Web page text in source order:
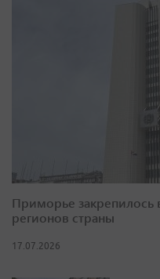
Приморье закрепилось
регионов страны
17.07.2026